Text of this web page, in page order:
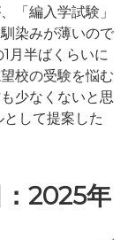
「編入学試験」
染みが薄いので
月半ばくらいに
校の受験を悩む
少なくないと思
して提案した
2025年